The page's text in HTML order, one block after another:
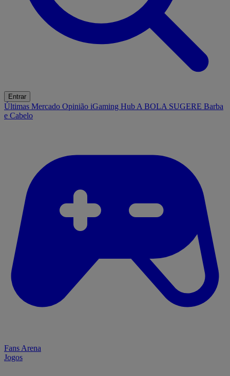
Entrar
Últimas Mercado Opinião iGaming Hub A BOLA SUGERE Barba
e Cabelo
Fans Arena
Jogos